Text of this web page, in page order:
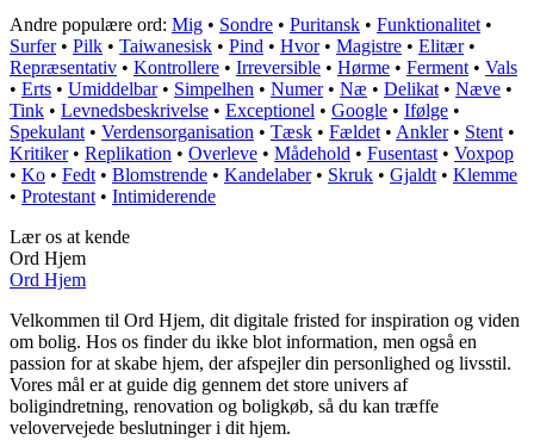
Andre populære ord: Mig • Sondre • Puritansk • Funktionalitet •
Surfer• Pilk • Taiwanesisk • Pind • Hvor• Magistre • Elitær•
Repræsentativ • Kontrollere • Irreversible • Hørme • Ferment • Vals
• Erts • Umiddelbar• Simpelhen • Numer• Næ • Delikat • Næve •
Tink • Levnedsbeskrivelse • Exceptionel • Google • Ifølge •
Spekulant • Verdensorganisation • Tæsk • Fældet • Ankler• Stent •
Kritiker• Replikation • Overleve • Mådehold • Fusentast • Voxpop
• Ko • Fedt • Blomstrende • Kandelaber• Skruk • Gjaldt • Klemme
• Protestant • Intimiderende
Lær os at kende
Ord Hjem
Ord Hjem
Velkommen til Ord Hjem, dit digitale fristed for inspiration og viden
om bolig. Hos os finder du ikke blot information, men også en
passion for at skabe hjem, der afspejler din personlighed og livsstil.
Vores mål er at guide dig gennem det store univers af
boligindretning, renovation og boligkøb, så du kan træffe
velovervejede beslutninger i dit hjem.